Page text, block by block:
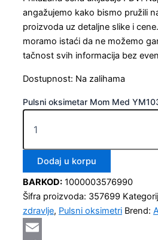
angažujemo kako bismo pružili
proizvoda uz detaljne slike i
moramo istaći da ne možemo
tačnost svih informacija bez
Dostupnost: Na zalihama
Pulsni oksimetar Mom Med
Dodaj u korpu
BARKOD: 1000003576990
Šifra proizvoda: 357699
zdravlje, Pulsni oksimetri Brend: